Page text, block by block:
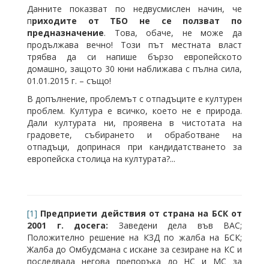
Данните показват по недвусмислен начин, че
приходите от ТБО не се ползват по
предназначение. Това, обаче, не може да
продължава вечно! Този път местната власт
трябва да си напише бързо европейското
домашно, защото 30 юни наближава с пълна сила,
01.01.2015 г. – също!
В допълнение, проблемът с отпадъците е културен
проблем. Култура е всичко, което не е природа.
Дали културата ни, проявена в чистотата на
градовете, събирането и обработване на
отпадъци, допринася при кандидатстването за
европейска столица на културата?...
[1] Предприети действия от страна на БСК от
2001 г. досега: Заведени дела във ВАС;
Положително решение на КЗД по жалба на БСК;
Жалба до Омбудсмана с искане за сезиране на КС и
последвала негова препоръка до НС и МС за